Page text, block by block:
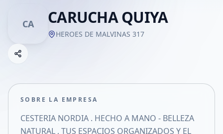
CA CARUCHA QUIYA
HEROES DE MALVINAS 317
Compartir empresa
Compartir en X
SOBRE LA EMPRESA
CESTERIA NORDIA . HECHO A MANO - BELLEZA
NATURAL , TUS ESPACIOS ORGANIZADOS Y EL